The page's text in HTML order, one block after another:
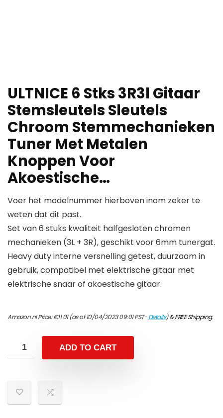
ULTNICE 6 Stks 3R3l Gitaar
Stemsleutels Sleutels
Chroom Stemmechanieken
Tuner Met Metalen
Knoppen Voor
Akoestische…
Voer het modelnummer hierboven inom zeker te
weten dat dit past.
Set van 6 stuks kwaliteit halfgesloten chromen
mechanieken (3L + 3R), geschikt voor 6mm tunergat.
Heavy duty interne versnelling getest, duurzaam in
gebruik, compatibel met elektrische gitaar met
elektrische snaar of akoestische gitaar.
Amazon.nl Price:€11.01(as of 10/04/2023 09:01 PST-Details)&FREE Shipping.
ADD TO CART